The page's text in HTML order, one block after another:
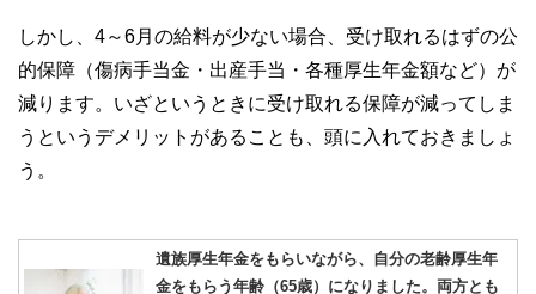
しかし、4～6月の給料が少ない場合、受け取れるはずの公
的保障（傷病手当金・出産手当・各種厚生年金額など）が
減ります。いざというときに受け取れる保障が減ってしま
うというデメリットがあることも、頭に入れておきましょ
う。
遺族厚生年金をもらいながら、自分の老齢厚生年
金をもらう年齢（65歳）になりました。両方とも